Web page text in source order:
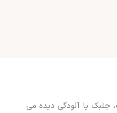
جلبک یا آلودگی دیده می